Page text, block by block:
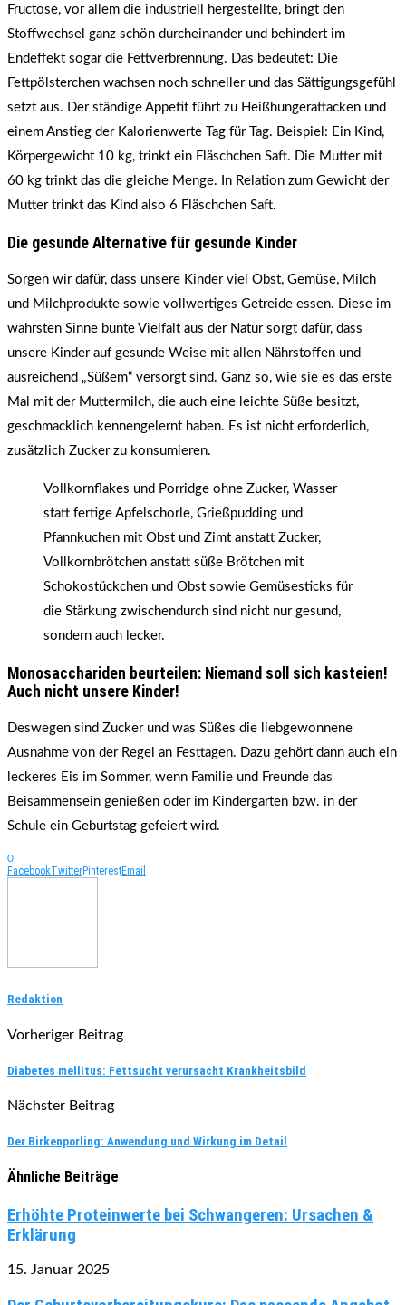
Fructose, vor allem die industriell hergestellte, bringt den
Stoffwechsel ganz schön durcheinander und behindert im
Endeffekt sogar die Fettverbrennung. Das bedeutet: Die
Fettpölsterchen wachsen noch schneller und das Sättigungsgefühl
setzt aus. Der ständige Appetit führt zu Heißhungerattacken und
einem Anstieg der Kalorienwerte Tag für Tag. Beispiel: Ein Kind,
Körpergewicht 10 kg, trinkt ein Fläschchen Saft. Die Mutter mit
60 kg trinkt das die gleiche Menge. In Relation zum Gewicht der
Mutter trinkt das Kind also 6 Fläschchen Saft.
Die gesunde Alternative für gesunde Kinder
Sorgen wir dafür, dass unsere Kinder viel Obst, Gemüse, Milch
und Milchprodukte sowie vollwertiges Getreide essen. Diese im
wahrsten Sinne bunte Vielfalt aus der Natur sorgt dafür, dass
unsere Kinder auf gesunde Weise mit allen Nährstoffen und
ausreichend „Süßem“ versorgt sind. Ganz so, wie sie es das erste
Mal mit der Muttermilch, die auch eine leichte Süße besitzt,
geschmacklich kennengelernt haben. Es ist nicht erforderlich,
zusätzlich Zucker zu konsumieren.
Vollkornflakes und Porridge ohne Zucker, Wasser
statt fertige Apfelschorle, Grießpudding und
Pfannkuchen mit Obst und Zimt anstatt Zucker,
Vollkornbrötchen anstatt süße Brötchen mit
Schokostückchen und Obst sowie Gemüsesticks für
die Stärkung zwischendurch sind nicht nur gesund,
sondern auch lecker.
Monosacchariden beurteilen: Niemand soll sich kasteien!
Auch nicht unsere Kinder!
Deswegen sind Zucker und was Süßes die liebgewonnene
Ausnahme von der Regel an Festtagen. Dazu gehört dann auch ein
leckeres Eis im Sommer, wenn Familie und Freunde das
Beisammensein genießen oder im Kindergarten bzw. in der
Schule ein Geburtstag gefeiert wird.
0
FacebookTwitterPinterestEmail
Redaktion
Vorheriger Beitrag
Diabetes mellitus: Fettsucht verursacht Krankheitsbild
Nächster Beitrag
Der Birkenporling: Anwendung und Wirkung im Detail
Ähnliche Beiträge
Erhöhte Proteinwerte bei Schwangeren: Ursachen &
Erklärung
15. Januar 2025